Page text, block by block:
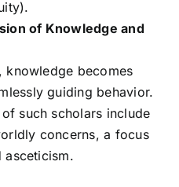
of Knowledge and
knowledge becomes
guiding behavior.
such scholars include
concerns, a focus
asceticism.